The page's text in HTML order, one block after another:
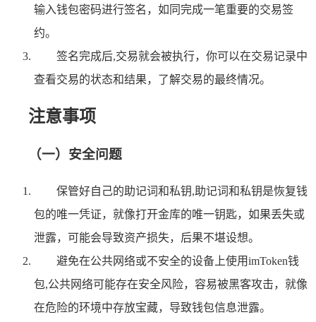
输入钱包密码进行签名，如同完成一笔重要的交易签
约。
签名完成后,交易就会被执行，你可以在交易记录中
查看交易的状态和结果，了解交易的最终情况。
注意事项
（一）安全问题
保管好自己的助记词和私钥,助记词和私钥是恢复钱
包的唯一凭证，就像打开金库的唯一钥匙，如果丢失或
泄露，可能会导致资产损失，后果不堪设想。
避免在公共网络或不安全的设备上使用imToken钱
包,公共网络可能存在安全风险，容易被黑客攻击，就像
在危险的环境中存放宝藏，导致钱包信息泄露。